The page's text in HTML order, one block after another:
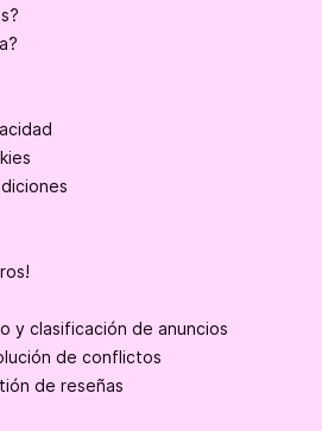
y clasificación de anuncios
de conflictos
de reseñas